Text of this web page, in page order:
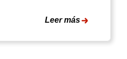
Leer más